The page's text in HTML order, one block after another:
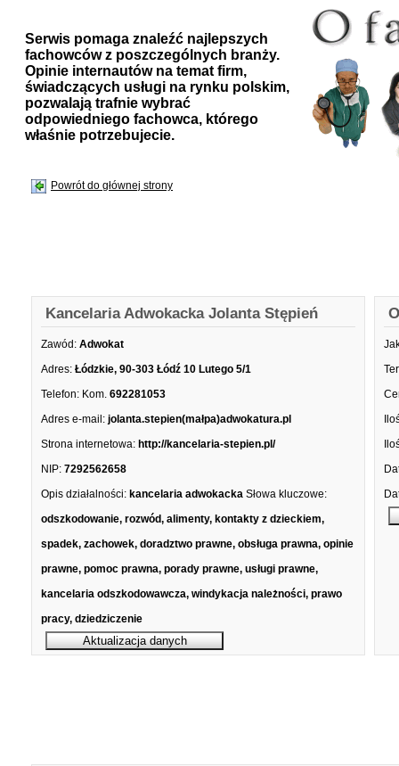
Serwis pomaga znaleźć najlepszych
fachowców z poszczególnych branży.
Opinie internautów na temat firm,
świadczących usługi na rynku polskim,
pozwalają trafnie wybrać
odpowiedniego fachowca, którego
właśnie potrzebujecie.
Powrót do głównej strony
Kancelaria Adwokacka Jolanta Stępień
Zawód: Adwokat
Adres: Łódzkie, 90-303 Łódź 10 Lutego 5/1
Telefon: Kom. 692281053
Adres e-mail: jolanta.stepien(małpa)adwokatura.pl
Strona internetowa: http://kancelaria-stepien.pl/
NIP: 7292562658
Opis działalności: kancelaria adwokacka Słowa kluczowe:
odszkodowanie, rozwód, alimenty, kontakty z dzieckiem,
spadek, zachowek, doradztwo prawne, obsługa prawna, opinie
prawne, pomoc prawna, porady prawne, usługi prawne,
kancelaria odszkodowawcza, windykacja należności, prawo
pracy, dziedziczenie